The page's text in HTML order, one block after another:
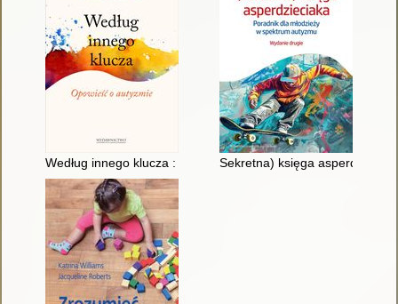
Według innego klucza : opowieść o autyzmie
Sekretna) księga